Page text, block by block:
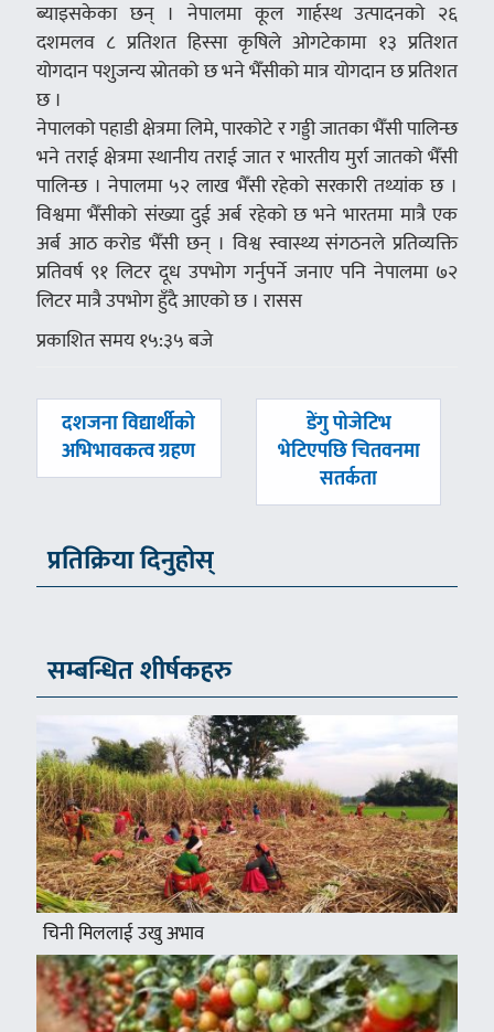
ब्याइसकेका छन् । नेपालमा कूल गार्हस्थ उत्पादनको २६
दशमलव ८ प्रतिशत हिस्सा कृषिले ओगटेकामा १३ प्रतिशत
योगदान पशुजन्य स्रोतको छ भने भैँसीको मात्र योगदान छ प्रतिशत
छ ।
नेपालको पहाडी क्षेत्रमा लिमे, पारकोटे र गड्डी जातका भैँसी पालिन्छ
भने तराई क्षेत्रमा स्थानीय तराई जात र भारतीय मुर्रा जातको भैँसी
पालिन्छ । नेपालमा ५२ लाख भैँसी रहेको सरकारी तथ्यांक छ ।
विश्वमा भैँसीको संख्या दुई अर्ब रहेको छ भने भारतमा मात्रै एक
अर्ब आठ करोड भैँसी छन् । विश्व स्वास्थ्य संगठनले प्रतिव्यक्ति
प्रतिवर्ष ९१ लिटर दूध उपभोग गर्नुपर्ने जनाए पनि नेपालमा ७२
लिटर मात्रै उपभोग हुँदै आएको छ । रासस
प्रकाशित समय १५:३५ बजे
पछिल्लाे
-
दशजना विद्यार्थीको
अभिभावकत्व ग्रहण
अघिल्लाे
-
डेंगु पोजेटिभ
भेटिएपछि चितवनमा
सतर्कता
प्रतिक्रिया दिनुहोस्
सम्बन्धित शीर्षकहरु
चिनी मिललाई उखु अभाव